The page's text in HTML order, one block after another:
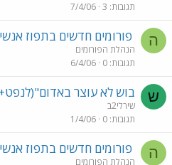
תגובות 3
7/4/06
ה פורומים חדשים בתפוז
הנהלת הפורומים
תגובות 0
6/4/06
ש בוש לא עוצר
שירלי2ב
תגובות 0
1/4/06
ה פורומים חדשים בתפוז
הנהלת הפורומים